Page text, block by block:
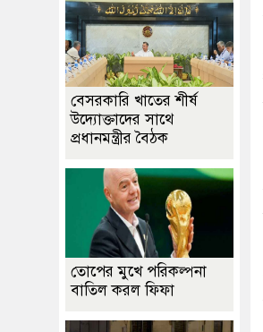
বেসরকারি খাতের শীর্ষ
উদ্যোক্তাদের সাথে
প্রধানমন্ত্রীর বৈঠক
তোপের মুখে পরিকল্পনা
বাতিল করল ফিফা